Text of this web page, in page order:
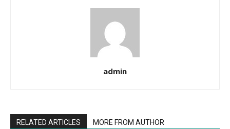
admin
RELATED ARTICLES MORE FROM AUTHOR